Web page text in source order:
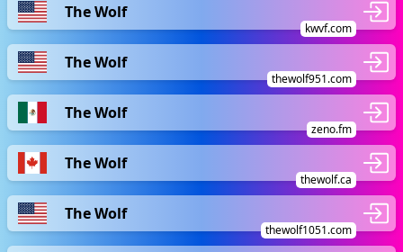
The Wolf
kwvf.com
The Wolf
thewolf951.com
The Wolf
zeno.fm
The Wolf
thewolf.ca
The Wolf
thewolf1051.com